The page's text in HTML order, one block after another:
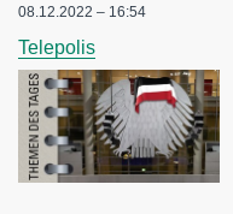
08.12.2022 – 16:54
Telepolis